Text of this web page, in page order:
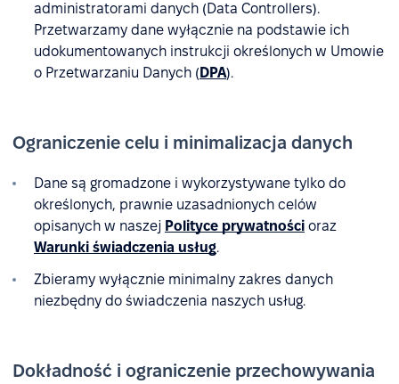
administratorami danych (Data Controllers).
Przetwarzamy dane wyłącznie na podstawie ich
udokumentowanych instrukcji określonych w Umowie
o Przetwarzaniu Danych ( DPA).
Ograniczenie celu i minimalizacja danych
Dane są gromadzone i wykorzystywane tylko do
określonych, prawnie uzasadnionych celów
opisanych w naszej Polityce prywatności oraz
Warunki świadczenia usług.
Zbieramy wyłącznie minimalny zakres danych
niezbędny do świadczenia naszych usług.
Dokładność i ograniczenie przechowywania